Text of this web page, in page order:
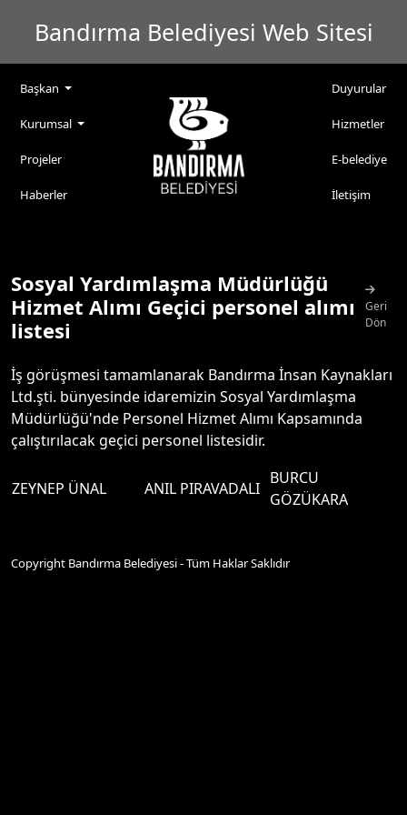
Bandırma Belediyesi Web Sitesi
Başkan
Kurumsal
Projeler
Haberler
Duyurular
Hizmetler
E-belediye
İletişim
Sosyal Yardımlaşma Müdürlüğü
Hizmet Alımı Geçici personel alımı
listesi
Geri
Dön
İş görüşmesi tamamlanarak Bandırma İnsan Kaynakları
Ltd.şti. bünyesinde idaremizin Sosyal Yardımlaşma
Müdürlüğü'nde Personel Hizmet Alımı Kapsamında
çalıştırılacak geçici personel listesidir.
ZEYNEP ÜNAL ANIL PIRAVADALI
BURCU
GÖZÜKARA
Copyright Bandırma Belediyesi - Tüm Haklar Saklıdır